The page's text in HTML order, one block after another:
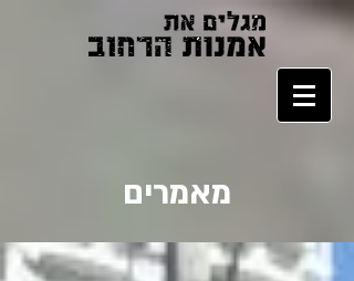
מאמרים